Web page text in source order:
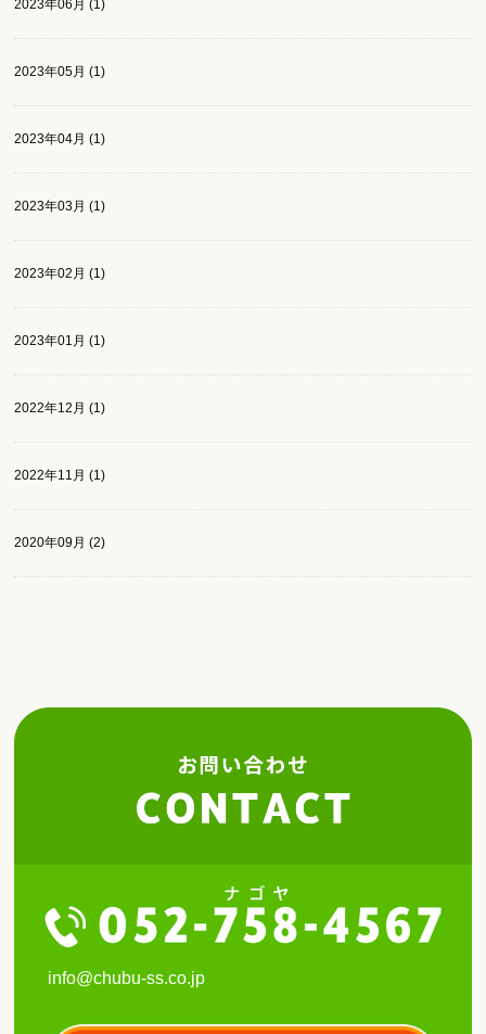
2023年06月 (1)
2023年05月 (1)
2023年04月 (1)
2023年03月 (1)
2023年02月 (1)
2023年01月 (1)
2022年12月 (1)
2022年11月 (1)
2020年09月 (2)
info@chubu-ss.co.jp